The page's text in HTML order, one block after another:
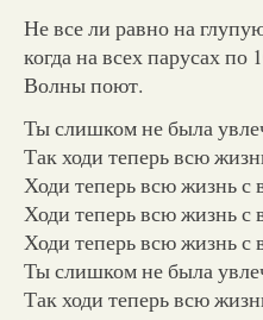
Не все ли равно на
когда на всех парусах
Волны поют.
Ты слишком не была
Так ходи теперь всю
Ходи теперь всю жизнь
Ходи теперь всю жизнь
Ходи теперь всю жизнь
Ты слишком не была
Так ходи теперь всю